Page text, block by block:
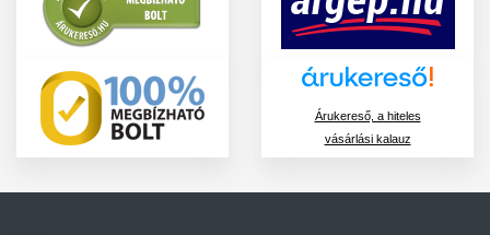
Árukereső, a hiteles
vásárlási kalauz